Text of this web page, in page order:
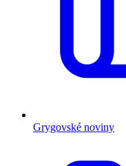
Grygovské noviny